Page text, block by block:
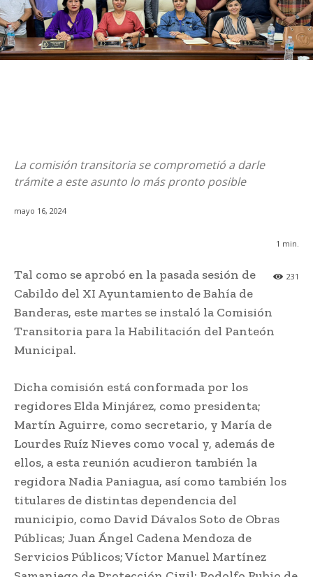
La comisión transitoria se comprometió a darle
trámite a este asunto lo más pronto posible
mayo 16, 2024
1 min.
231
Tal como se aprobó en la pasada sesión de
Cabildo del XI Ayuntamiento de Bahía de
Banderas, este martes se instaló la Comisión
Transitoria para la Habilitación del Panteón
Municipal.
Dicha comisión está conformada por los
regidores Elda Minjárez, como presidenta;
Martín Aguirre, como secretario, y María de
Lourdes Ruíz Nieves como vocal y, además de
ellos, a esta reunión acudieron también la
regidora Nadia Paniagua, así como también los
titulares de distintas dependencia del
municipio, como David Dávalos Soto de Obras
Públicas; Juan Ángel Cadena Mendoza de
Servicios Públicos; Víctor Manuel Martínez